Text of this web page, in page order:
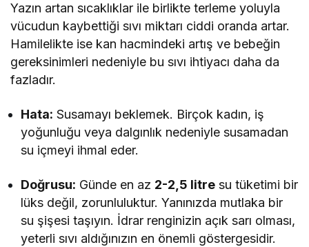
Yazın artan sıcaklıklar ile birlikte terleme yoluyla
vücudun kaybettiği sıvı miktarı ciddi oranda artar.
Hamilelikte ise kan hacmindeki artış ve bebeğin
gereksinimleri nedeniyle bu sıvı ihtiyacı daha da
fazladır.
Hata: Susamayı beklemek. Birçok kadın, iş
yoğunluğu veya dalgınlık nedeniyle susamadan
su içmeyi ihmal eder.
Doğrusu: Günde en az 2-2,5 litre su tüketimi bir
lüks değil, zorunluluktur. Yanınızda mutlaka bir
su şişesi taşıyın. İdrar renginizin açık sarı olması,
yeterli sıvı aldığınızın en önemli göstergesidir.